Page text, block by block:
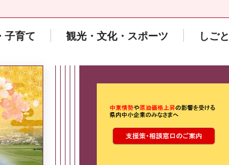
子育て 観光・文化・スポーツ しご
ここから最大3つずつ情
民だより奈良」